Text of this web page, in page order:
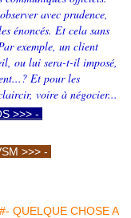
avec prudence,
énoncés. Et cela sans
exemple, un client
ou lui sera-t-il imposé,
Et pour les
voire à négocier...
>>> -
>>> -
#- QUELQUE CHOSE A